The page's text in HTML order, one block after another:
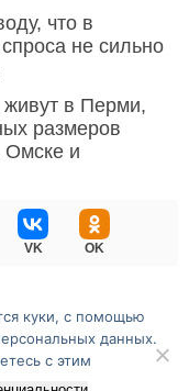
что в
не сильно
в Перми,
размеров
Омске и
VK OK
куки, с помощью
данных.
с этим